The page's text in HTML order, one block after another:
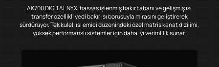
AK700 DIGITAL NYX, hassas işlenmiş bakır tabanı ve gelişmiş ısı
transfer özellikli yedi bakır ısı borusuyla mirasını geliştirerek
sürdürüyor. Tek kuleli ısı emici düzenindeki özel matris kanat dizilimi,
yüksek performanslı sistemler için daha iyi verimlilik sunar.